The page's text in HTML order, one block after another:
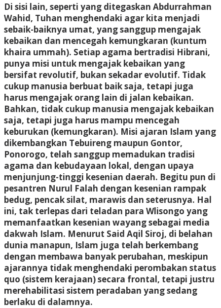
Di sisi lain, seperti yang ditegaskan Abdurrahman
Wahid, Tuhan menghendaki agar kita menjadi
sebaik-baiknya umat, yang sanggup mengajak
kebaikan dan mencegah kemungkaran (kuntum
khaira ummah). Setiap agama bertradisi Hibrani,
punya misi untuk mengajak kebaikan yang
bersifat revolutif, bukan sekadar evolutif. Tidak
cukup manusia berbuat baik saja, tetapi juga
harus mengajak orang lain di jalan kebaikan.
Bahkan, tidak cukup manusia mengajak kebaikan
saja, tetapi juga harus mampu mencegah
keburukan (kemungkaran). Misi ajaran Islam yang
dikembangkan Tebuireng maupun Gontor,
Ponorogo, telah sanggup memadukan tradisi
agama dan kebudayaan lokal, dengan upaya
menjunjung-tinggi kesenian daerah. Begitu pun di
pesantren Nurul Falah dengan kesenian rampak
bedug, pencak silat, marawis dan seterusnya. Hal
ini, tak terlepas dari teladan para Wlisongo yang
memanfaatkan kesenian wayang sebagai media
dakwah Islam. Menurut Said Aqil Siroj, di belahan
dunia manapun, Islam juga telah berkembang
dengan membawa banyak perubahan, meskipun
ajarannya tidak menghendaki perombakan status
quo (sistem kerajaan) secara frontal, tetapi justru
merehabilitasi sistem peradaban yang sedang
berlaku di dalamnya.